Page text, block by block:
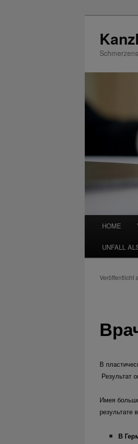
Hauptmenü
HOME
UNFALL
Veröffentlicht
В
Результат
Имея
результате
В